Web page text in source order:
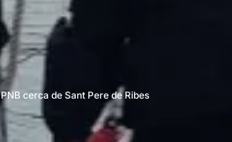
PNB cerca de Sant Pere de Ribes